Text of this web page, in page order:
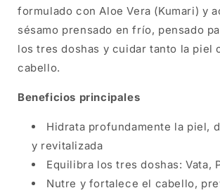
formulado con Aloe Vera (Kumari) y
sésamo prensado en frío, pensado
los tres doshas y cuidar tanto la piel
cabello.
Beneficios principales
Hidrata profundamente la piel,
y revitalizada
Equilibra los tres doshas: Vata,
Nutre y fortalece el cabello,